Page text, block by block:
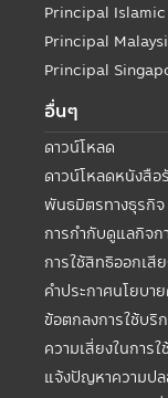
Principal Islamic
Principal
Principal
อื่นๆ
ดาวน์โหลด
ดาวน์โหลดหนังสื
พันธมิตรทางธุรกิจ
การกำกับดูแลกิจก
การใช้สิทธิออกเสี
คำประกาศนโยบา
ข้อตกลงการใช้บริ
ความเสี่ยงในการ
แจ้งปัญหาความป